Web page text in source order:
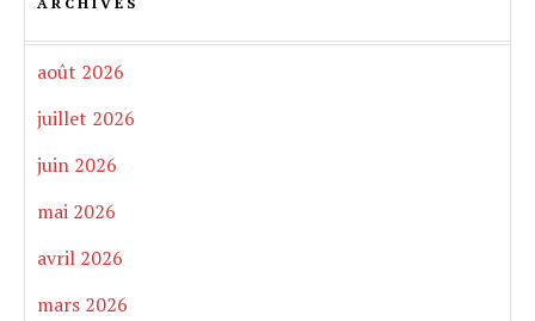
août 2026
juillet 2026
juin 2026
mai 2026
avril 2026
mars 2026